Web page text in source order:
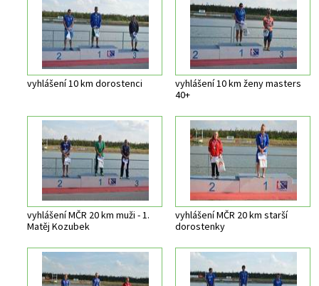
vyhlášení 10 km dorostenci
vyhlášení 10 km ženy masters
40+
vyhlášení MČR 20 km muži - 1.
Matěj Kozubek
vyhlášení MČR 20 km starší
dorostenky